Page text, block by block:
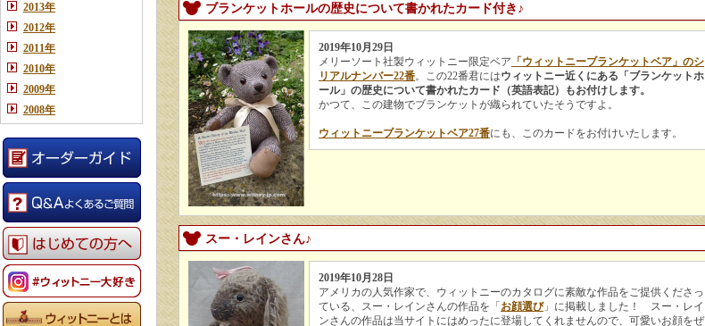
2013年
2012年
2011年
2010年
2009年
2008年
ブランケットホールの歴史について書かれたカード付き♪
2019年10月29日
メリーソート社製ウィットニー限定ベア 「ウィットニーブランケットベア」のシ
リアルナンバー22番。この22番君にはウィットニー近くにある「ブランケットホ
ール」の歴史について書かれたカード（英語表記）もお付けします。
かつて、この建物でブランケットが織られていたそうですよ。
ウィットニーブランケットベア27番にも、このカードをお付けいたします。
スー・レインさん♪
2019年10月28日
アメリカの人気作家で、ウィットニーのカタログに素敵な作品をご提供くださっ
ている、スー・レインさんの作品を「 お顔選び」に掲載しました！ スー・レイ
ンさんの作品は当サイトにはめったに登場してくれませんので、可愛いお顔をぜ